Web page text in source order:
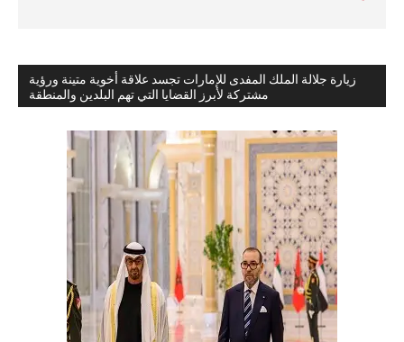
زيارة جلالة الملك المفدى للإمارات تجسد علاقة أخوية متينة ورؤية
مشتركة لأبرز القضايا التي تهم البلدين والمنطقة